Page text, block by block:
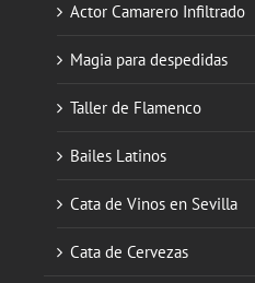
Actor Camarero Infiltrado
Magia para despedidas
Taller de Flamenco
Bailes Latinos
Cata de Vinos en Sevilla
Cata de Cervezas